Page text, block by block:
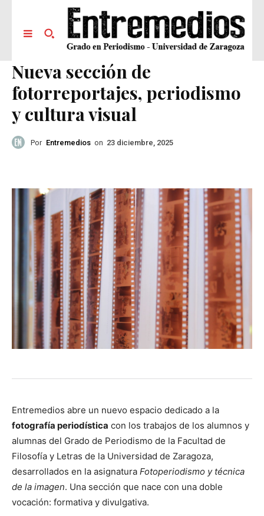
Nueva sección de
fotorreportajes, periodismo
y cultura visual
Por Entremedios on 23 diciembre, 2025
Entremedios abre un nuevo espacio dedicado a la
fotografía periodística con los trabajos de los alumnos y
alumnas del Grado de Periodismo de la Facultad de
Filosofía y Letras de la Universidad de Zaragoza,
desarrollados en la asignatura Fotoperiodismo y técnica
de la imagen. Una sección que nace con una doble
vocación: formativa y divulgativa.